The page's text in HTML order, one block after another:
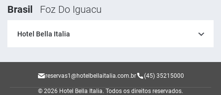
Brasil Foz Do Iguacu
Hotel Bella Italia
reservas1@hotelbellaitalia.com.br (45) 35215000
© 2026 Hotel Bella Italia. Todos os direitos reservados.